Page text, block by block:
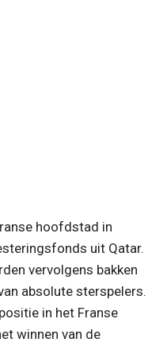
hoofdstad in
uit Qatar.
vervolgens bakken
absolute sterspelers.
in het Franse
winnen van de